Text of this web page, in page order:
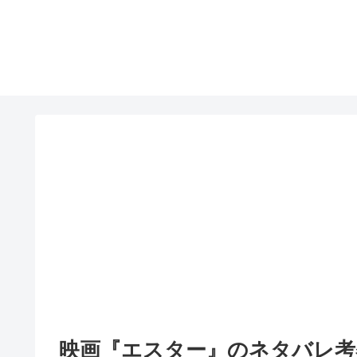
映画『エスター』のネタバレ